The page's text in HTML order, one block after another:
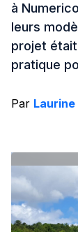
à
leurs
projet
pratique
Par